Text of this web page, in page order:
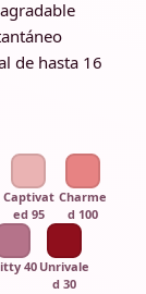
de hasta 16
Captivat
ed 95
Charme
d 100
40Unrivale
d 30